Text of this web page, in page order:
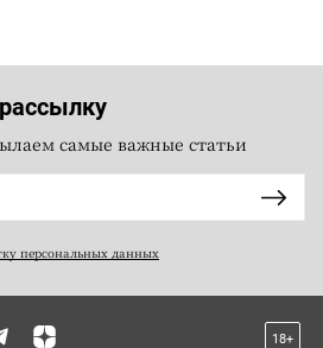
самые важные статьи
персональных данных
18+